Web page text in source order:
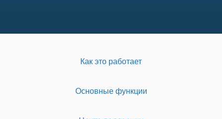
Как это работает
Основные функции